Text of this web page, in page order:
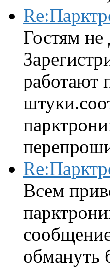
Гостям не
работают
Всем
обмануть